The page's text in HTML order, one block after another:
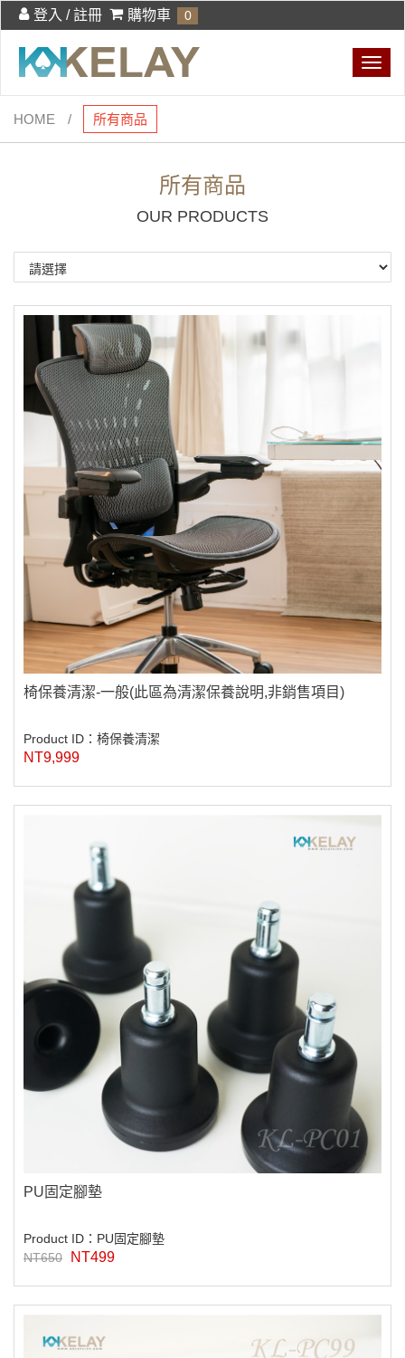
登入 / 註冊 購物車 0
HOME 所有商品
所有商品
OUR PRODUCTS
椅保養清潔-一般(此區為清潔保養說明,非銷售項目)
Product ID：椅保養清潔
NT9,999
PU固定腳墊
Product ID：PU固定腳墊
NT650
NT499